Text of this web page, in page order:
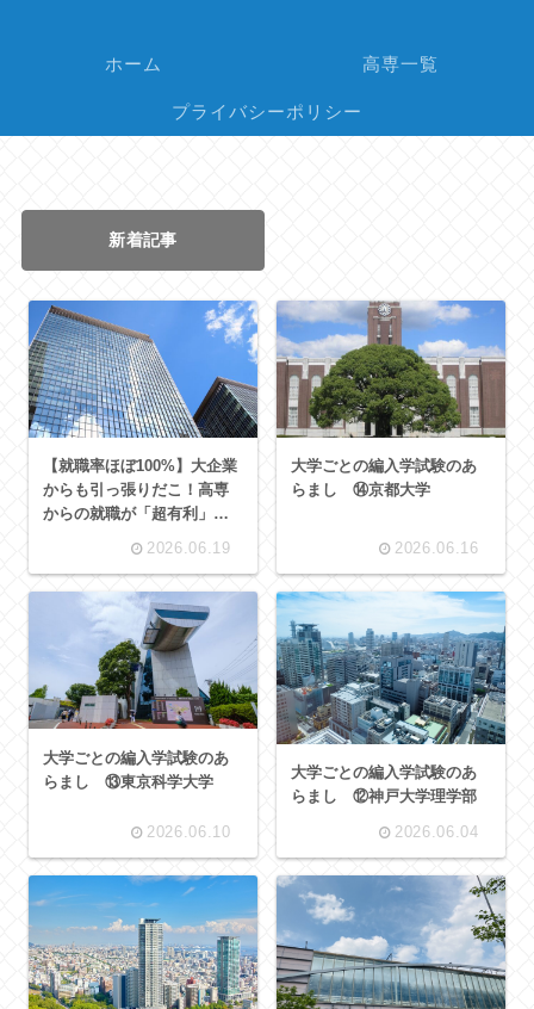
ホーム 高専一覧
プライバシーポリシー
新着記事
【就職率ほぼ100%】大企業
からも引っ張りだこ！高専
からの就職が「超有利」と
2026.06.19
大学ごとの編入学試験のあ
らまし ⑭京都大学
2026.06.16
大学ごとの編入学試験のあ
らまし ⑬東京科学大学
2026.06.10
大学ごとの編入学試験のあ
らまし ⑫神戸大学理学部
2026.06.04